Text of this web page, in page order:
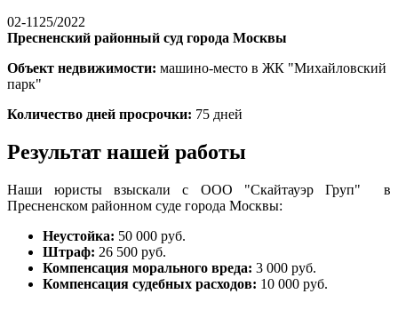
02-1125/2022
Пресненский районный суд города Москвы
Объект недвижимости: машино-место в ЖК "Михайловский
парк"
Количество дней просрочки: 75 дней
Результат нашей работы
Наши юристы взыскали с ООО "Скайтауэр Груп" в
Пресненском районном суде города Москвы:
Неустойка: 50 000 руб.
Штраф: 26 500 руб.
Компенсация морального вреда: 3 000 руб.
Компенсация судебных расходов: 10 000 руб.